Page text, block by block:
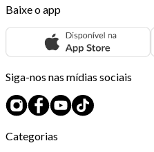
Baixe o app
Siga-nos nas mídias sociais
Categorias